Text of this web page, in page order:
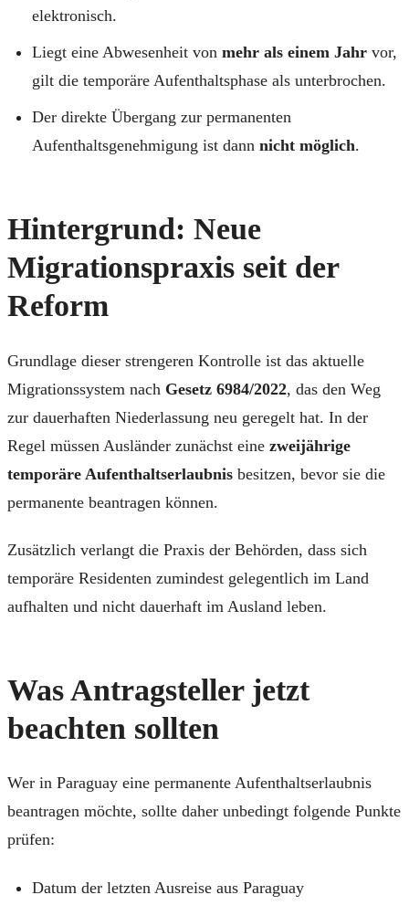
elektronisch.
Liegt eine Abwesenheit von mehr als einem Jahr vor,
gilt die temporäre Aufenthaltsphase als unterbrochen.
Der direkte Übergang zur permanenten
Aufenthaltsgenehmigung ist dann nicht möglich.
Hintergrund: Neue
Migrationspraxis seit der
Reform
Grundlage dieser strengeren Kontrolle ist das aktuelle
Migrationssystem nach Gesetz 6984/2022, das den Weg
zur dauerhaften Niederlassung neu geregelt hat. In der
Regel müssen Ausländer zunächst eine zweijährige
temporäre Aufenthaltserlaubnis besitzen, bevor sie die
permanente beantragen können.
Zusätzlich verlangt die Praxis der Behörden, dass sich
temporäre Residenten zumindest gelegentlich im Land
aufhalten und nicht dauerhaft im Ausland leben.
Was Antragsteller jetzt
beachten sollten
Wer in Paraguay eine permanente Aufenthaltserlaubnis
beantragen möchte, sollte daher unbedingt folgende Punkte
prüfen:
Datum der letzten Ausreise aus Paraguay